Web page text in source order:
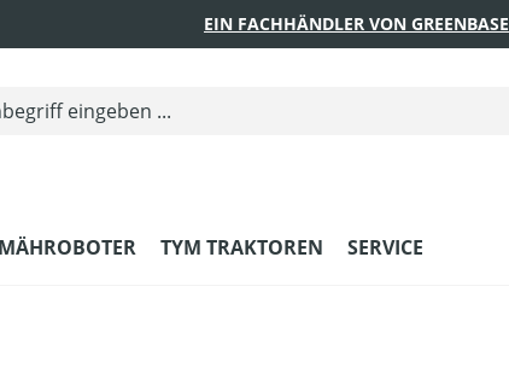
EIN FACHHÄNDLER VON GREENBASE
TYM TRAKTOREN SERVICE